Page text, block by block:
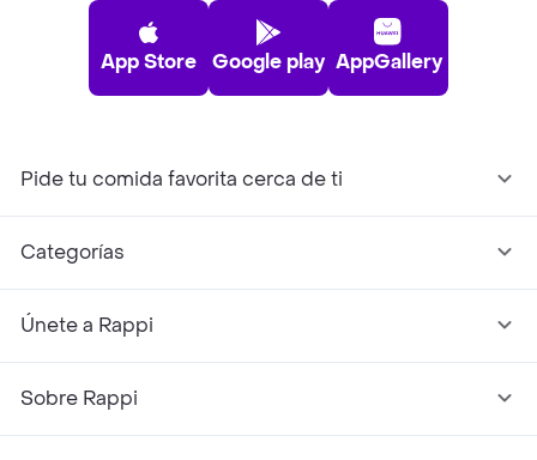
App Store Google play AppGallery
Pide tu comida favorita cerca de ti
Categorías
Únete a Rappi
Sobre Rappi